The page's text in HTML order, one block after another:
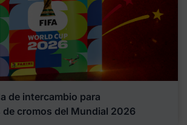
de intercambio para
cromos del Mundial 2026